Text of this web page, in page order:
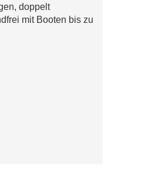
doppelt
mit Booten bis zu